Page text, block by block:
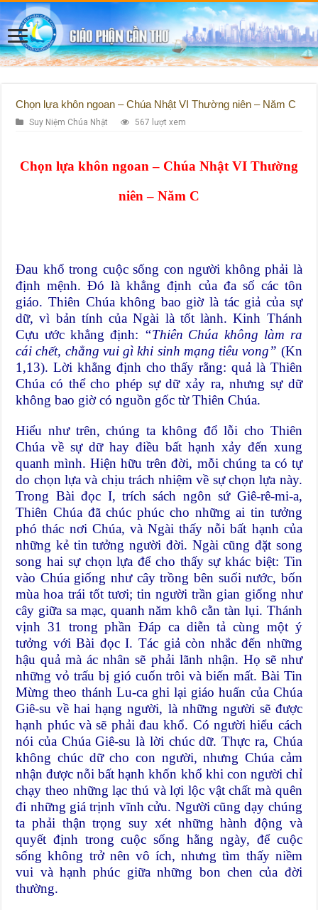
Chọn lựa khôn ngoan – Chúa Nhật VI Thường niên – Năm C
Suy Niệm Chúa Nhật 567 lượt xem
Chọn lựa khôn ngoan – Chúa Nhật VI Thường
niên – Năm C
Đau khổ trong cuộc sống con người không phải là
định mệnh. Đó là khẳng định của đa số các tôn
giáo. Thiên Chúa không bao giờ là tác giả của sự
dữ, vì bản tính của Ngài là tốt lành. Kinh Thánh
Cựu ước khẳng định: “Thiên Chúa không làm ra
cái chết, chẳng vui gì khi sinh mạng tiêu vong” (Kn
1,13). Lời khẳng định cho thấy rằng: quả là Thiên
Chúa có thể cho phép sự dữ xảy ra, nhưng sự dữ
không bao giờ có nguồn gốc từ Thiên Chúa.
Hiểu như trên, chúng ta không đổ lỗi cho Thiên
Chúa về sự dữ hay điều bất hạnh xảy đến xung
quanh mình. Hiện hữu trên đời, mỗi chúng ta có tự
do chọn lựa và chịu trách nhiệm về sự chọn lựa này.
Trong Bài đọc I, trích sách ngôn sứ Giê-rê-mi-a,
Thiên Chúa đã chúc phúc cho những ai tin tưởng
phó thác nơi Chúa, và Ngài thấy nỗi bất hạnh của
những kẻ tin tưởng người đời. Ngài cũng đặt song
song hai sự chọn lựa để cho thấy sự khác biệt: Tin
vào Chúa giống như cây trồng bên suối nước, bốn
mùa hoa trái tốt tươi; tin người trần gian giống như
cây giữa sa mạc, quanh năm khô cằn tàn lụi. Thánh
vịnh 31 trong phần Đáp ca diễn tả cùng một ý
tưởng với Bài đọc I. Tác giả còn nhắc đến những
hậu quả mà ác nhân sẽ phải lãnh nhận. Họ sẽ như
những vỏ trấu bị gió cuốn trôi và biến mất. Bài Tin
Mừng theo thánh Lu-ca ghi lại giáo huấn của Chúa
Giê-su về hai hạng người, là những người sẽ được
hạnh phúc và sẽ phải đau khổ. Có người hiểu cách
nói của Chúa Giê-su là lời chúc dữ. Thực ra, Chúa
không chúc dữ cho con người, nhưng Chúa cảm
nhận được nỗi bất hạnh khốn khổ khi con người chỉ
chạy theo những lạc thú và lợi lộc vật chất mà quên
đi những giá trịnh vĩnh cửu. Người cũng dạy chúng
ta phải thận trọng suy xét những hành động và
quyết định trong cuộc sống hằng ngày, để cuộc
sống không trở nên vô ích, nhưng tìm thấy niềm
vui và hạnh phúc giữa những bon chen của đời
thường.